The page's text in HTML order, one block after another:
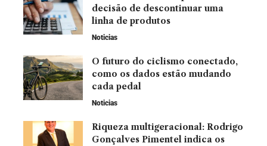
decisão de descontinuar uma
linha de produtos
Noticias
O futuro do ciclismo conectado,
como os dados estão mudando
cada pedal
Noticias
Riqueza multigeracional: Rodrigo
Gonçalves Pimentel indica os